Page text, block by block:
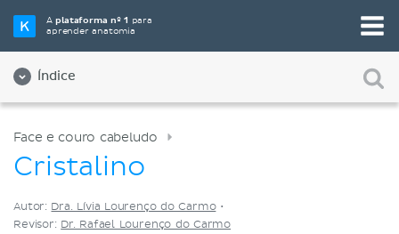
Aplataforma nº 1 para
aprender anatomia
Índice
Selecione a sua ferramenta de estudo favorita
Videoaulas
Face e couro cabeludo
Cristalino
Autor: Dra. Lívia Lourenço do Carmo•
Revisor: Dr. Rafael Lourenço do Carmo